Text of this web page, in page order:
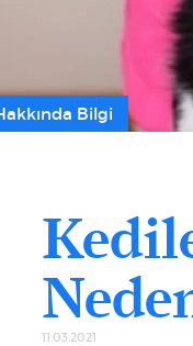
Bilgi
11.03.2021